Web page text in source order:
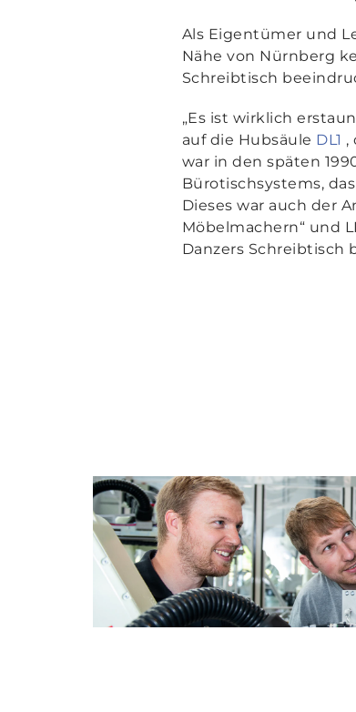
Als Eigentümer und
Nähe von Nürnberg
Schreibtisch
„Es ist wirklich
auf die Hubsäule DL1 ,
war in den späten
Bürotischsystems,
Dieses war auch der
Möbelmachern“ und
Danzers Schreibtisch